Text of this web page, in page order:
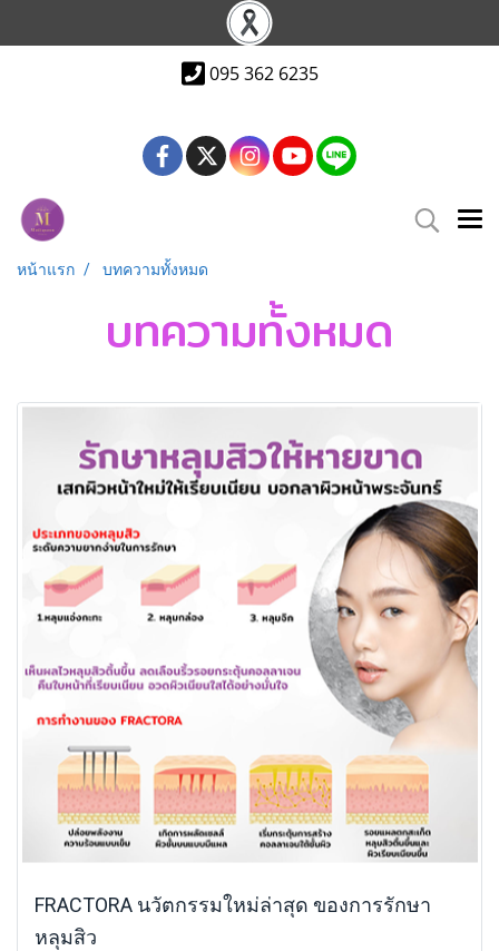
095 362 6235
หน้าแรก บทความทั้งหมด
บทความทั้งหมด
FRACTORA นวัตกรรมใหม่ล่าสุด ของการรักษา
หลุมสิว